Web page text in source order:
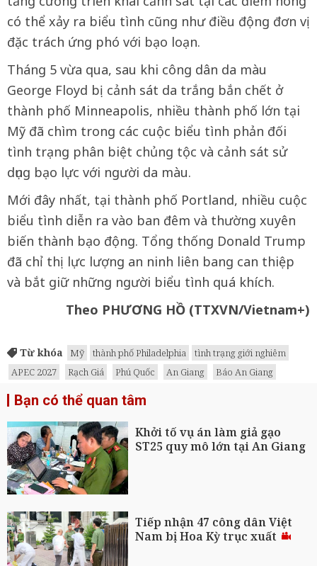
có thể xảy ra biểu tình cũng như điều động đơn vị
đặc trách ứng phó với bạo loạn.
Tháng 5 vừa qua, sau khi công dân da màu
George Floyd bị cảnh sát da trắng bắn chết ở
thành phố Minneapolis, nhiều thành phố lớn tại
Mỹ đã chìm trong các cuộc biểu tình phản đối
tình trạng phân biệt chủng tộc và cảnh sát sử
dụng bạo lực với người da màu.
Mới đây nhất, tại thành phố Portland, nhiều cuộc
biểu tình diễn ra vào ban đêm và thường xuyên
biến thành bạo động. Tổng thống Donald Trump
đã chỉ thị lực lượng an ninh liên bang can thiệp
và bắt giữ những người biểu tình quá khích.
Theo PHƯƠNG HỒ (TTXVN/Vietnam+)
Từ khóa Mỹ thành phố Philadelphia
tình trạng giới nghiêm
APEC 2027
Rạch Giá Phú Quốc An Giang Báo An Giang
Bạn có thể quan tâm
Khởi tố vụ án làm giả gạo
ST25 quy mô lớn tại An Giang
Tiếp nhận 47 công dân Việt
Nam bị Hoa Kỳ trục xuất